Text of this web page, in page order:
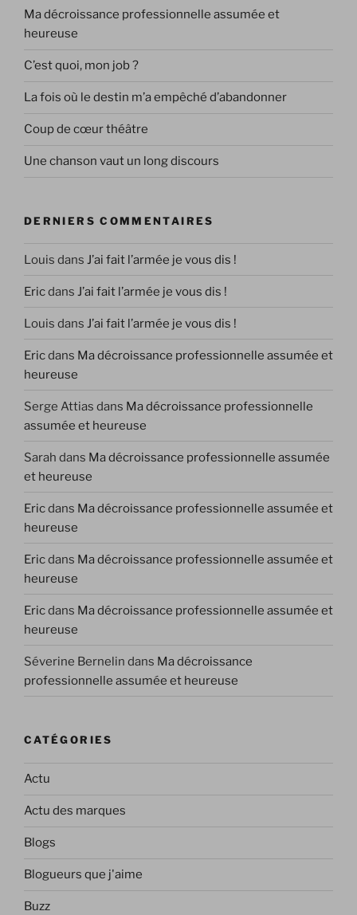
Ma décroissance professionnelle assumée et
heureuse
C’est quoi, mon job ?
La fois où le destin m’a empêché d’abandonner
Coup de cœur théâtre
Une chanson vaut un long discours
DERNIERS COMMENTAIRES
Louis dans J’ai fait l’armée je vous dis !
Ericdans J’ai fait l’armée je vous dis !
Louis dans J’ai fait l’armée je vous dis !
Ericdans Ma décroissance professionnelle assumée et
heureuse
Serge Attias dans Ma décroissance professionnelle
assumée et heureuse
Sarah dans Ma décroissance professionnelle assumée
et heureuse
Ericdans Ma décroissance professionnelle assumée et
heureuse
Ericdans Ma décroissance professionnelle assumée et
heureuse
Ericdans Ma décroissance professionnelle assumée et
heureuse
Séverine Bernelin dans Ma décroissance
professionnelle assumée et heureuse
CATÉGORIES
Actu
Actu des marques
Blogs
Blogueurs que j'aime
Buzz